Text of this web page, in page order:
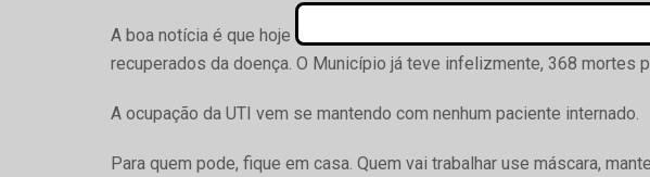
A boa notícia é que hoje teve nove pacientes recuperados, Campo
recuperados da doença. O Município já teve infelizmente, 368 mortes
A ocupação da UTI vem se mantendo com nenhum paciente internado.
Para quem pode, fique em casa. Quem vai trabalhar use máscara,